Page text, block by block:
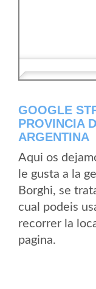
GOOGLE
PROVINCIA
ARGENTINA
Aqui os
le gusta a la
Borghi, se
cual podeis
recorrer la
pagina.